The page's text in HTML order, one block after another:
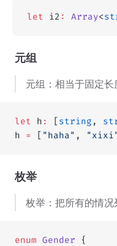
let i2 : Array<
元组
元组：相当于固定
let h : [ string ,
h = [ "haha" ,
枚举
枚举：把所有的情况
enum Gender {